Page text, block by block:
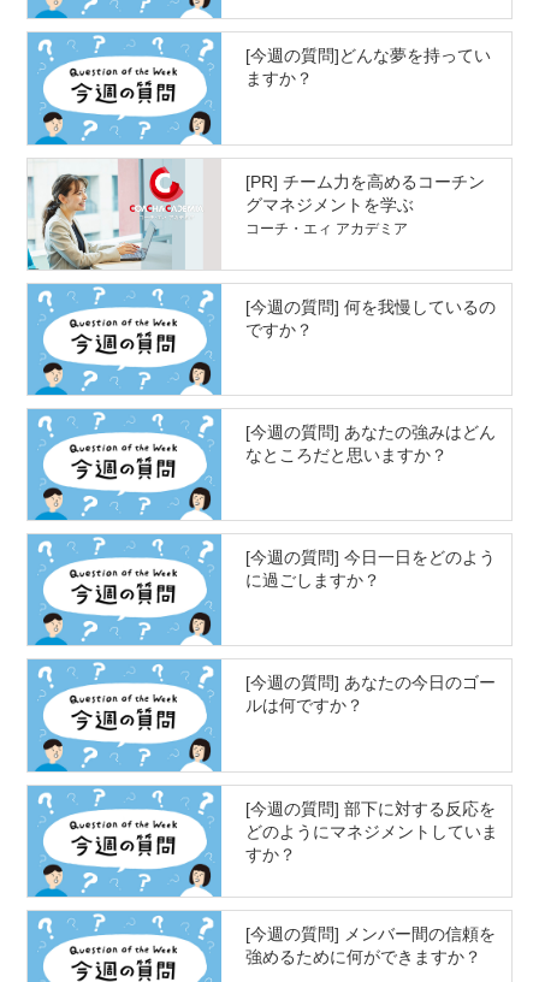
[今週の質問]どんな夢を持ってい
ますか？
[PR] チーム力を高めるコーチン
グマネジメントを学ぶ
コーチ・エィ アカデミア
[今週の質問] 何を我慢しているの
ですか？
[今週の質問] あなたの強みはどん
なところだと思いますか？
[今週の質問] 今日一日をどのよう
に過ごしますか？
[今週の質問] あなたの今日のゴー
ルは何ですか？
[今週の質問] 部下に対する反応を
どのようにマネジメントしていま
すか？
[今週の質問] メンバー間の信頼を
強めるために何ができますか？